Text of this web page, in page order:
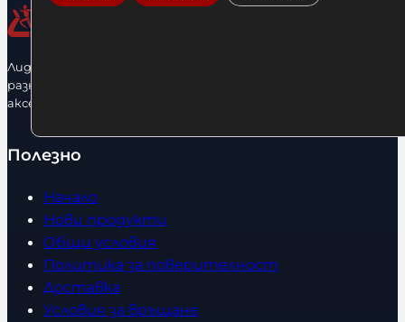
Лидерфитнес е водещ вносител и представител на голямо
разнообразие от бойна екипировка, фитнес уреди и
аксесоари.
Полезно
Начало
Нови продукти
Общи условия
Политика за поверителност
Доставка
Условия за връщане